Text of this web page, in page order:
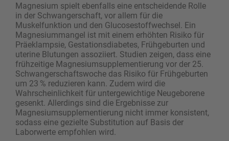
Magnesium spielt ebenfalls eine entscheidende Rolle
in der Schwangerschaft, vor allem für die
Muskelfunktion und den Glucosestoffwechsel. Ein
Magnesiummangel ist mit einem erhöhten Risiko für
Präeklampsie, Gestationsdiabetes, Frühgeburten und
uterine Blutungen assoziiert. Studien zeigen, dass eine
frühzeitige Magnesiumsupplementierung vor der 25.
Schwangerschaftswoche das Risiko für Frühgeburten
um 23 % reduzieren kann. Zudem wird die
Wahrscheinlichkeit für untergewichtige Neugeborene
gesenkt. Allerdings sind die Ergebnisse zur
Magnesiumsupplementierung nicht immer konsistent,
sodass eine gezielte Substitution auf Basis der
Laborwerte empfohlen wird.